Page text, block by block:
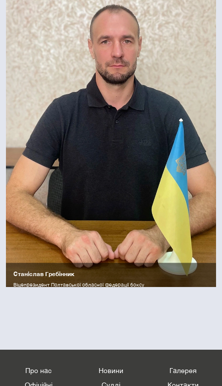
Станіслав Гребінник
Віцепрезидент Полтавської обласної федерації боксу
Про нас Новини Галерея